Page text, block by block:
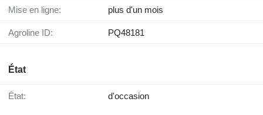
Mise en ligne: plus d'un mois
Agroline ID: PQ48181
État
État: d'occasion